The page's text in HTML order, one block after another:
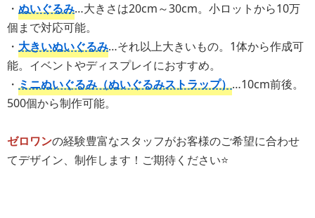
・ ぬいぐるみ…大きさは20cm～30cm。小ロットから10万
個まで対応可能。
・ 大きいぬいぐるみ…それ以上大きいもの。1体から作成可
能。イベントやディスプレイにおすすめ。
・ ミニぬいぐるみ（ぬいぐるみストラップ）…10cm前後。
500個から制作可能。
ゼロワンの経験豊富なスタッフがお客様のご希望に合わせ
てデザイン、制作します！ご期待ください⭐️